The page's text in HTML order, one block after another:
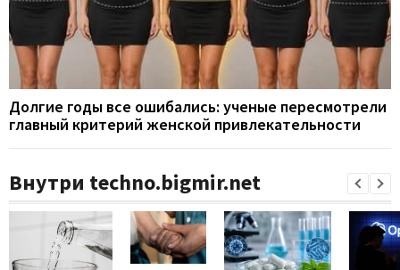
Долгие годы все ошибались: ученые пересмотрели
главный критерий женской привлекательности
Внутри techno.bigmir.net